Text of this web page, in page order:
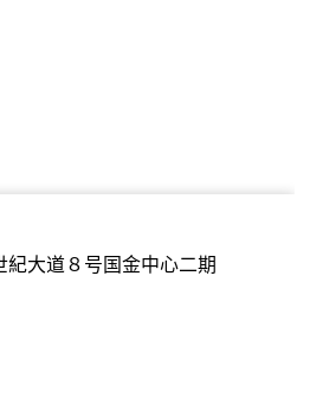
紀大道８号国金中心二期